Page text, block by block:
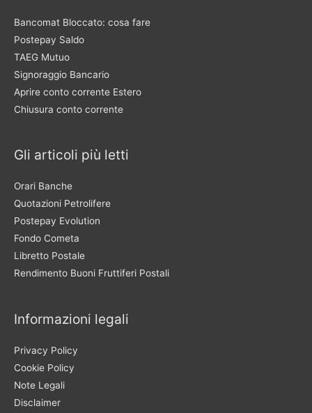
Bancomat Bloccato: cosa fare
Postepay Saldo
TAEG Mutuo
Signoraggio Bancario
Aprire conto corrente Estero
Chiusura conto corrente
Gli articoli più letti
Orari Banche
Quotazioni Petrolifere
Postepay Evolution
Fondo Cometa
Libretto Postale
Rendimento Buoni Fruttiferi Postali
Informazioni legali
Privacy Policy
Cookie Policy
Note Legali
Disclaimer